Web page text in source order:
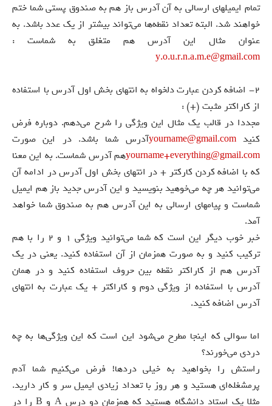
تمام ایمیلهای ارسالی به آن آدرس باز هم به صندوق پستی شما ختم
خواهند شد. البته تعداد نقطه‌ها می‌تواند بیشتر از یک عدد باشد. به
عنوان مثال این آدرس هم متغلق به شماست :
y.o.u.r.n.a.m.e@gmail.com
2- اضافه کردن عبارت دلخواه به انتهای بخش اول آدرس با استفاده
از کاراکتر مثبت (+) :
مجددا در قالب یک مثال این ویژگی را شرح می‌دهم. دوباره فرض
کنیدyourname@gmail.comآدرس شما باشد. در این صورت
yourname+everything@gmail.comهم آدرس شماست. به این معنا
که با اضافه کردن کارکتر + در انتهای بخش اول آدرس در ادامه آن
می‌توانید هر چه می‌خوهید بنویسید و این آدرس جدید باز هم ایمیل
شماست و پیامهای ارسالی به این آدرس هم به صندوق شما خواهد
آمد.
خبر خوب دیگر این است که شما می‌توانید ویژگی ۱ و ۲ را با هم
ترکیب کنید و به صورت همزمان از آن استفاده کنید. یعنی در یک
آدرس هم از کاراکتر نقطه بین حروف استفاده کنید و در همان
آدرس با استفاده از ویژگی دوم و کاراکتر + یک عبارت به انتهای
آدرس اضافه کنید.
اما سوالی که اینجا مطرح می‌شود این است که این ویژگی‌ها به چه
دردی می‌خورند؟
راستش را بخواهید به خیلی دردها! فرض می‌کنیم شما آدم
پرمشغله‌ای هستید و هر روز با تعداد زیادی ایمیل سر و کار دارید.
مثلا یک استاد دانشگاه هستید که همزمان دو درس A و B را در